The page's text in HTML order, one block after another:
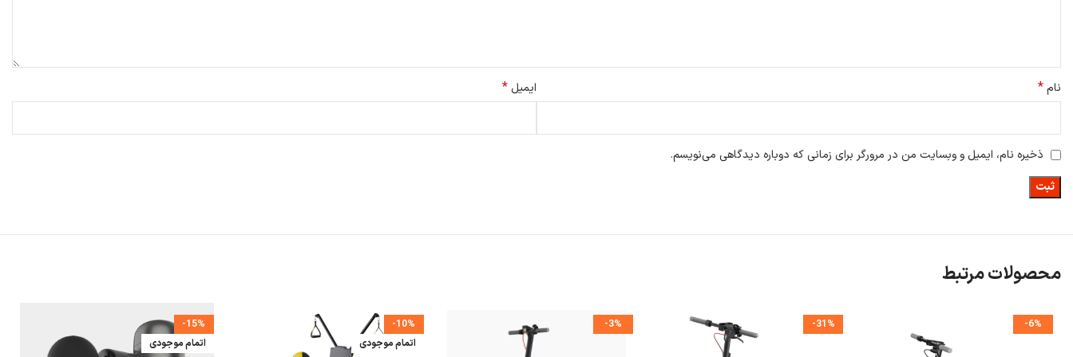
نام* ایمیل *
ذخیره نام، ایمیل و وبسایت من در مرورگر برای زمانی که دوباره دیدگاهی می‌نویسم.
محصولات مرتبط
-6%
-31%
-3%
-10%
اتمام موجودی
-15%
اتمام موجودی